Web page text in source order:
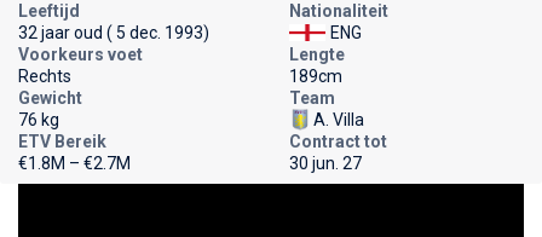
Leeftijd
32 jaar oud ( 5 dec. 1993)
Nationaliteit
ENG
Voorkeurs voet
Rechts
Lengte
189cm
Gewicht
76 kg
Team
A. Villa
ETV Bereik
€1.8M – €2.7M
Contract tot
30 jun. 27